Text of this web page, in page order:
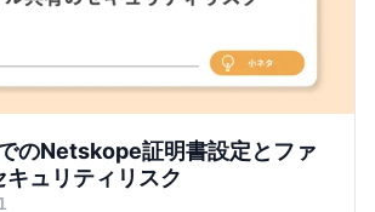
のNetskope証明書設定とファ
ュリティリスク